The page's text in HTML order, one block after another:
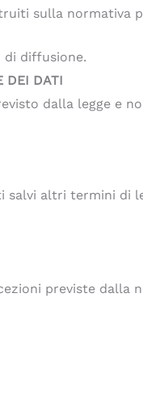
sulla normativa
di diffusione.
DEI DATI
dalla legge e
salvi altri termini di
previste dalla